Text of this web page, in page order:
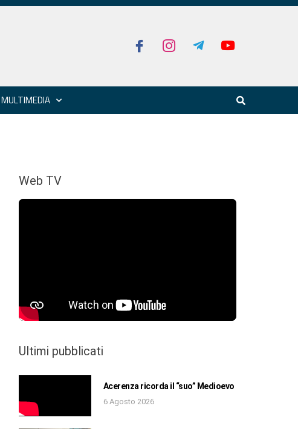
MULTIMEDIA
Web TV
Ultimi pubblicati
Acerenza ricorda il “suo” Medioevo
6 Agosto 2026